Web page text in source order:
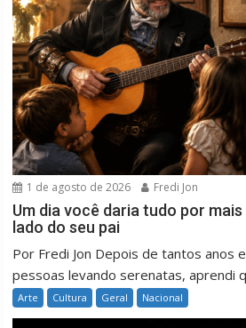
1 de agosto de 2026 Fredi Jon
Um dia você daria tudo por
lado do seu pai
Por Fredi Jon Depois de tantos anos
pessoas levando serenatas, aprendi
Arte Cultura Geral Nacional